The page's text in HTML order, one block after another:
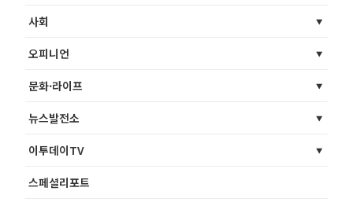
사회
오피니언
문화·라이프
뉴스발전소
이투데이TV
스페셜리포트